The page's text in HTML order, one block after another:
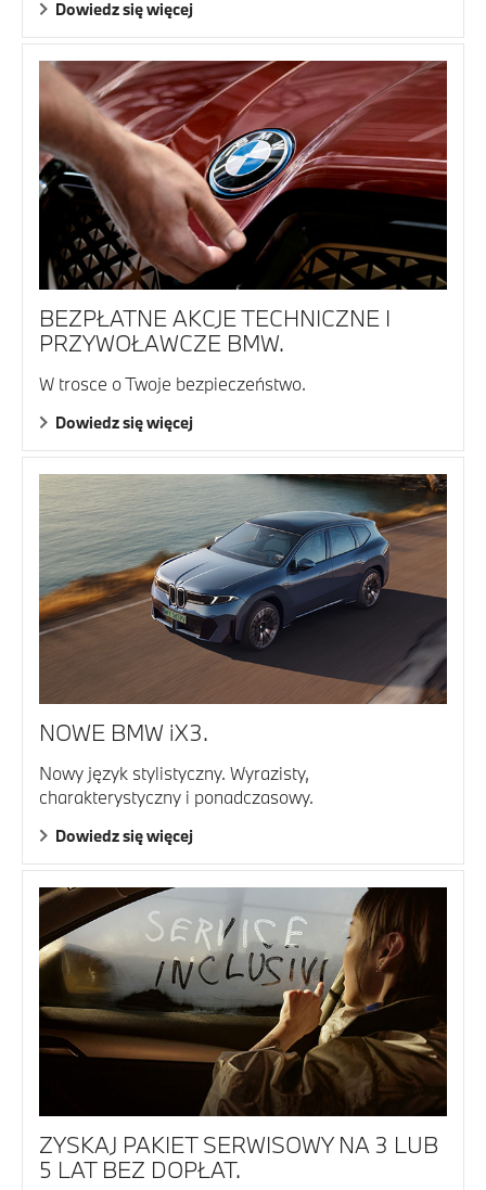
Dowiedz się więcej
BEZPŁATNE AKCJE TECHNICZNE I
PRZYWOŁAWCZE BMW.
W trosce o Twoje bezpieczeństwo.
Dowiedz się więcej
NOWE BMW iX3.
Nowy język stylistyczny. Wyrazisty,
charakterystyczny i ponadczasowy.
Dowiedz się więcej
ZYSKAJ PAKIET SERWISOWY NA 3 LUB
5 LAT BEZ DOPŁAT.